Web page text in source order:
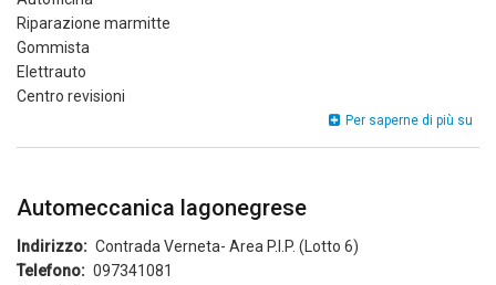
Riparazione marmitte
Gommista
Elettrauto
Centro revisioni
Per saperne di più su
Automeccanica lagonegrese
Indirizzo
Contrada Verneta- Area P.I.P. (Lotto 6)
Telefono
097341081